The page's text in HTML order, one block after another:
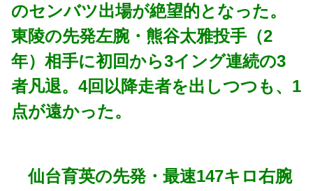
のセンバツ出場が絶望的となった。
東陵の先発左腕・熊谷太雅投手（2
年）相手に初回から3イング連続の3
者凡退。4回以降走者を出しつつも、1
点が遠かった。
仙台育英の先発・最速147キロ右腕